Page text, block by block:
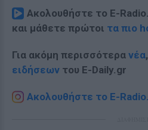
Ακολουθήστε το E-
και μάθετε πρώτοι τα πιο
Για ακόμη περισσότερα νέα
ειδήσεων του E-Daily.gr
Ακολουθήστε το E-